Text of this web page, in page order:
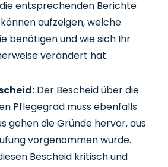
entsprechenden Berichte
aufzeigen, welche
benötigen und wie sich Ihr
verändert hat.
Der Bescheid über die
Pflegegrad muss ebenfalls
gehen die Gründe hervor, aus
vorgenommen wurde.
Bescheid kritisch und